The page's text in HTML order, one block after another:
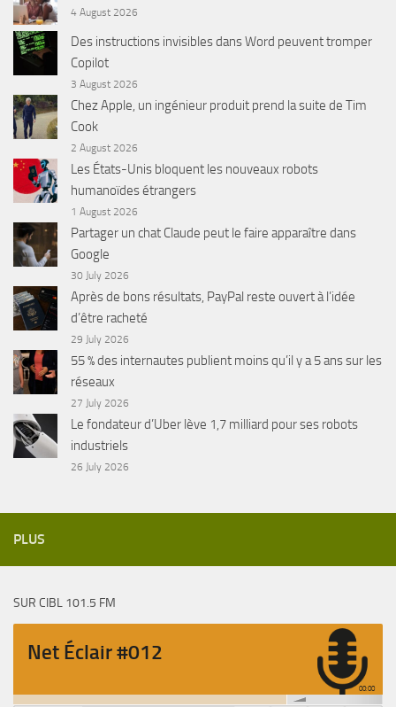
4 August 2026
Des instructions invisibles dans Word peuvent tromper
Copilot
3 August 2026
Chez Apple, un ingénieur produit prend la suite de Tim
Cook
2 August 2026
Les États-Unis bloquent les nouveaux robots
humanoïdes étrangers
1 August 2026
Partager un chat Claude peut le faire apparaître dans
Google
30 July 2026
Après de bons résultats, PayPal reste ouvert à l’idée
d’être racheté
29 July 2026
55 % des internautes publient moins qu’il y a 5 ans sur les
réseaux
27 July 2026
Le fondateur d’Uber lève 1,7 milliard pour ses robots
industriels
26 July 2026
PLUS
SUR CIBL 101.5 FM
Net Éclair #012
00:00